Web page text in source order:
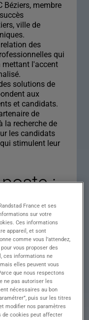
Béziers, membre
ville de
des
qui
mettant l'accent
solutions de
aux
et candidats.
de
la recherche de
les candidats
stimulent leur
:
h/f
INDUSTRIEL
recrute pour
la
mission
juillet au 31
France et ses
sur votre
Ces informations
appareil, et sont
comme vous l’attendez,
vous proposer des
ces informations ne
elles peuvent vous
que nous respectons
ne pas autoriser les
nécessaires au bon
puis sur les titres
modifier nos paramètres
de cookies peut affecter